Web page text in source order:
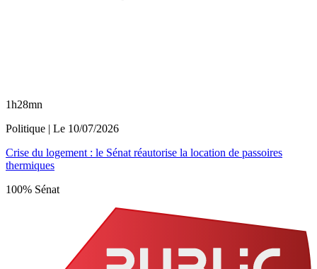
1h28mn
Politique | Le 10/07/2026
Crise du logement : le Sénat réautorise la location de passoires
thermiques
100% Sénat